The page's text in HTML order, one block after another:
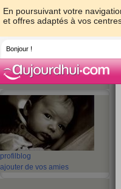
En poursuivant votre
et offres adaptés à vos
Bonjour !
profil blog
ajouter de vos amies